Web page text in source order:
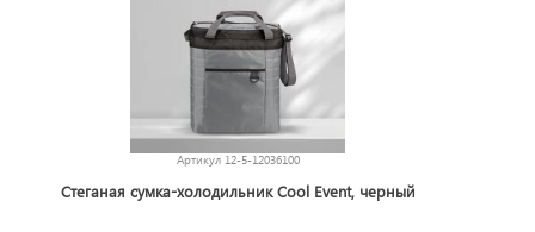
Артикул 12-5-12036100
Стеганая сумка-холодильник Cool Event, черный